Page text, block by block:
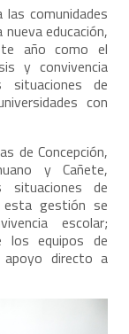
comunidades
educación,
año como el
y convivencia
situaciones de
con
de Concepción,
y Cañete,
situaciones de
esta gestión se
escolar;
los equipos de
apoyo directo a